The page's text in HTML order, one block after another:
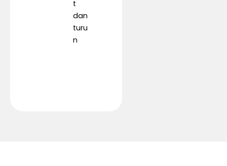
t
dan
turu
n